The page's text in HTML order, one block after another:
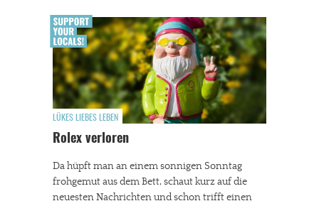
LÜKES LIEBES LEBEN
Rolex verloren
Da hüpft man an einem sonnigen Sonntag
frohgemut aus dem Bett, schaut kurz auf die
neuesten Nachrichten und schon trifft einen